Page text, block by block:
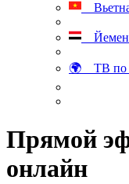
Йемен
🌍 ТВ по
Прямой
онлайн